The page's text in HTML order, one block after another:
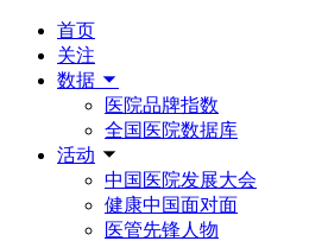
首页
关注
数据
医院品牌指数
全国医院数据库
活动
中国医院发展大会
健康中国面对面
医管先锋人物